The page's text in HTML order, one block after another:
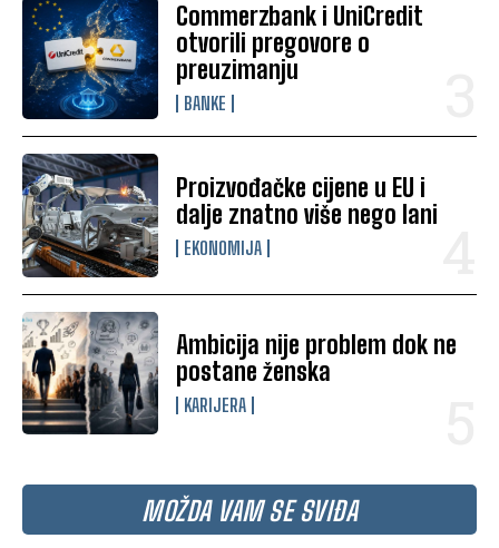
Commerzbank i UniCredit
otvorili pregovore o
preuzimanju
BANKE
Proizvođačke cijene u EU i
dalje znatno više nego lani
EKONOMIJA
Ambicija nije problem dok ne
postane ženska
KARIJERA
MOŽDA VAM SE SVIĐA